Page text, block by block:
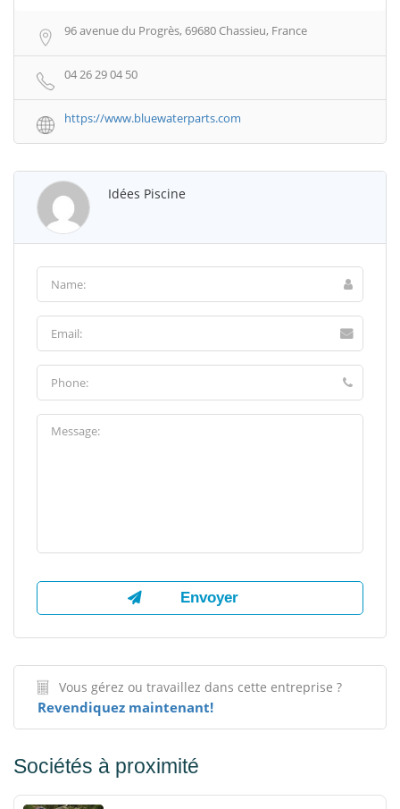
96 avenue du Progrès, 69680 Chassieu, France
04 26 29 04 50
https://www.bluewaterparts.com
Idées Piscine
Vous gérez ou travaillez dans cette entreprise ?
Revendiquez maintenant!
Sociétés à proximité